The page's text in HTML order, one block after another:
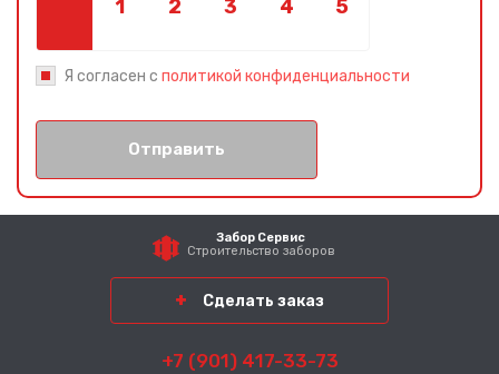
Я согласен с политикой конфиденциальности
Отправить
Забор Сервис
Строительство заборов
Сделать заказ
+7 (901) 417-33-73